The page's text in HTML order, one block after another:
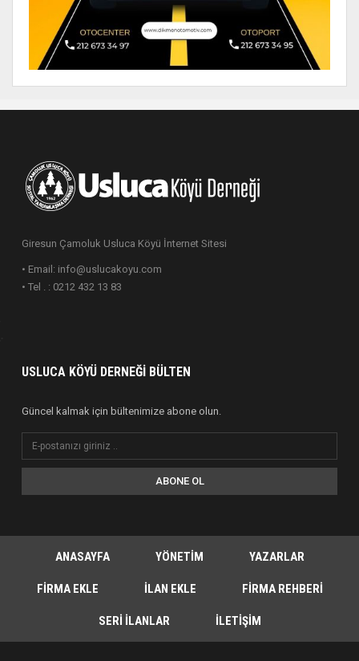
Giresun Çamoluk Usluca Köyü İnternet Sitesi
• Email: info@uslucakoyu.com
• Tel . : 0212 432 13 83
USLUCA KÖYÜ DERNEĞI BÜLTEN
Güncel kalmak için bültenimize abone olun.
ABONE OL
ANASAYFA YÖNETIM YAZARLAR
FIRMA EKLE İLAN EKLE FIRMA REHBERI
SERI İLANLAR İLETIŞIM